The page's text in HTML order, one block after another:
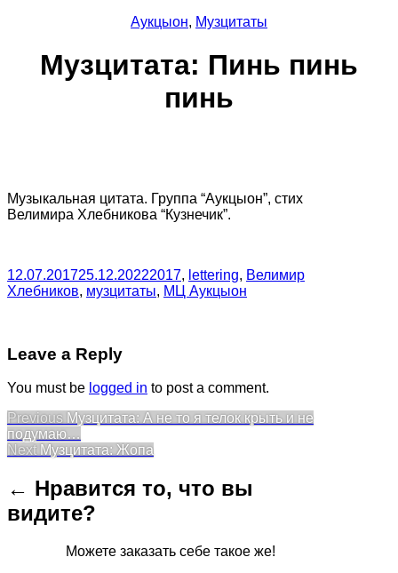
Аукцыон, Музцитаты
Музцитата: Пинь пинь
пинь
Музыкальная цитата. Группа “Аукцыон”, стих
Велимира Хлебникова “Кузнечик”.
12.07.201725.12.20222017, lettering, Велимир
Хлебников, музцитаты, МЦ Аукцыон
Leave a Reply
You must be logged in to post a comment.
Post
navigation
Previous Previous
Музцитата: А не то я телок крыть и не
подумаю…
Next Next
Музцитата: Жопа
← Нравится то, что вы
видите?
Можете заказать себе такое же!